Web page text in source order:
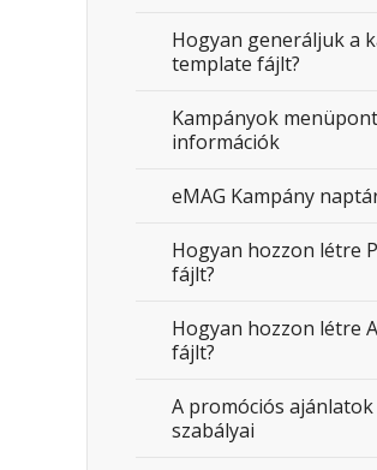
Hogyan generáljuk a
template fájlt?
Kampányok
információk
eMAG Kampány
Hogyan hozzon létre
fájlt?
Hogyan hozzon létre
fájlt?
A promóciós
szabályai